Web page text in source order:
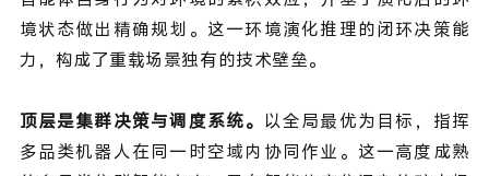
境状态做出精确规划。这一环境演化推理的闭环决策能
力，构成了重载场景独有的技术壁垒。
顶层是集群决策与调度系统。 以全局最优为目标，指挥
多品类机器人在同一时空域内协同作业。这一高度成熟